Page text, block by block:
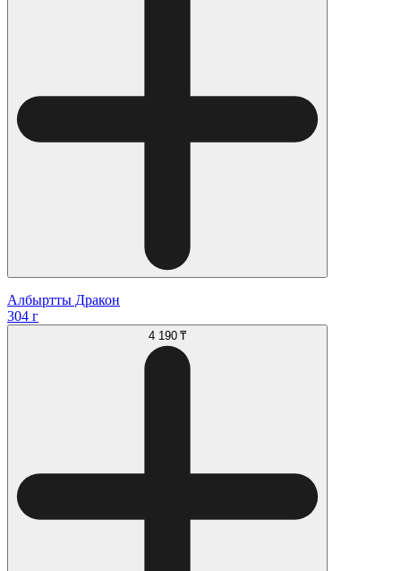
Албыртты Дракон
304 г
4 190 ₸